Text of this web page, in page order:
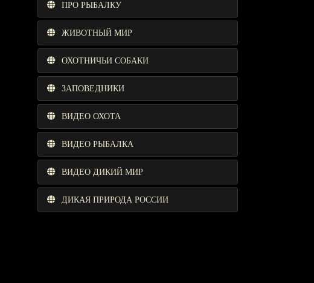
ПРО РЫБАЛКУ
ЖИВОТНЫЙ МИР
ОХОТНИЧЬИ СОБАКИ
ЗАПОВЕДНИКИ
ВИДЕО ОХОТА
ВИДЕО РЫБАЛКА
ВИДЕО ДИКИЙ МИР
ДИКАЯ ПРИРОДА РОССИИ